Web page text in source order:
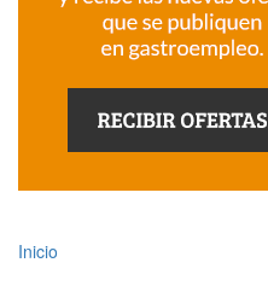
Inicio